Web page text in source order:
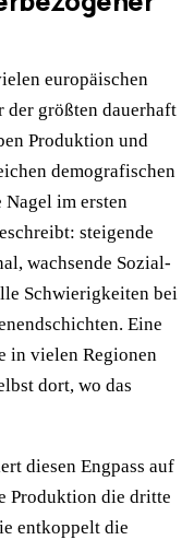
europäischen
größten dauerhaft
Produktion und
demografischen
im ersten
steigende
wachsende Sozial-
Schwierigkeiten bei
Eine
in vielen Regionen
dort, wo das
diesen Engpass auf
Produktion die dritte
entkoppelt die